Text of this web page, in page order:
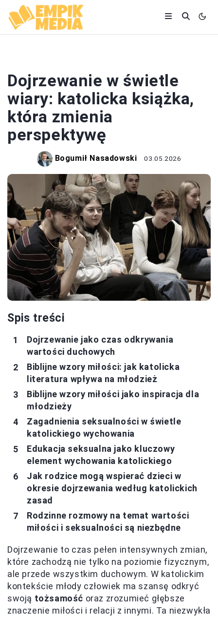
Dojrzewanie w świetle
wiary: katolicka książka,
która zmienia
perspektywę
Bogumił Nasadowski 03.05.2026
Spis treści
Dojrzewanie jako czas odkrywania
wartości duchowych
Biblijne wzory miłości: jak katolicka
literatura wpływa na młodzież
Biblijne wzory miłości jako inspiracja dla
młodzieży
Zagadnienia seksualności w świetle
katolickiego wychowania
Edukacja seksualna jako kluczowy
element wychowania katolickiego
Jak rodzice mogą wspierać dzieci w
okresie dojrzewania według katolickich
zasad
Rodzinne rozmowy na temat wartości
miłości i seksualności są niezbędne
Dojrzewanie to czas pełen intensywnych zmian,
które zachodzą nie tylko na poziomie fizycznym,
ale przede wszystkim duchowym. W katolickim
kontekście młody człowiek ma szansę odkryć
swoją tożsamość oraz zrozumieć głębsze
znaczenie miłości i relacji z innymi. Ta niezwykła